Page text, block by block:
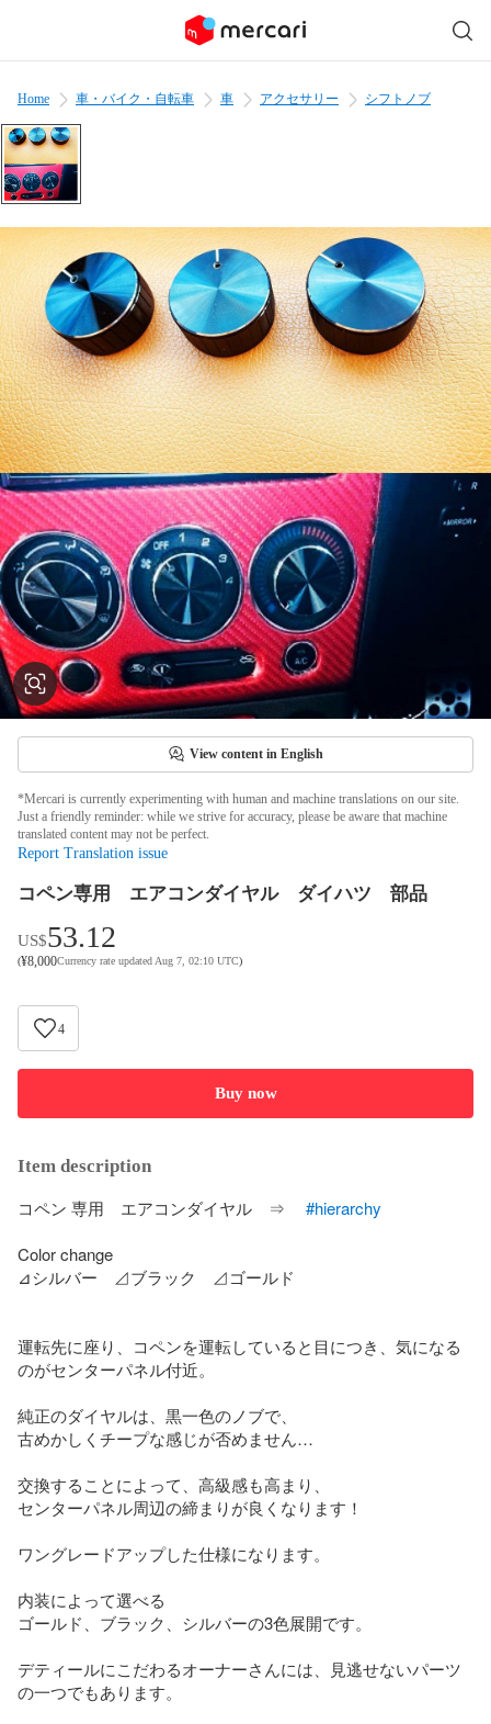
Home 車・バイク・自転車 車 アクセサリー シフトノブ
View content in English
*Mercari is currently experimenting with human and machine translations on our site.
Just a friendly reminder: while we strive for accuracy, please be aware that machine
translated content may not be perfect.
Report Translation issue
コペン専用 エアコンダイヤル ダイハツ 部品
US$53.12
(¥8,000Currency rate updated Aug 7, 02:10 UTC)
4
Buy now
Item description
コペン 専用　エアコンダイヤル　⇒ #hierarchy
Color change
⊿シルバー　⊿ブラック　⊿ゴールド
運転先に座り、コペンを運転していると目につき、気になる
のがセンターパネル付近。
純正のダイヤルは、黒一色のノブで、
古めかしくチープな感じが否めません…
交換することによって、高級感も高まり、
センターパネル周辺の締まりが良くなります！
ワングレードアップした仕様になります。
内装によって選べる
ゴールド、ブラック、シルバーの3色展開です。
デティールにこだわるオーナーさんには、見逃せないパーツ
の一つでもあります。